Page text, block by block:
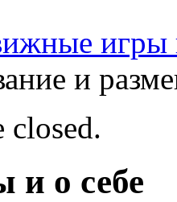
и
closed.
и о себе